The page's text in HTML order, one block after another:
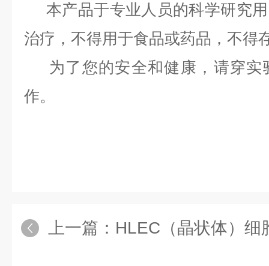
本产品于专业人员的科学研究
治疗，不得用于食品或药品，不得
为了您的安全和健康，请穿实
作。
上一篇： HLEC（晶状体）细